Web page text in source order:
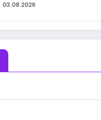
03.08.2026